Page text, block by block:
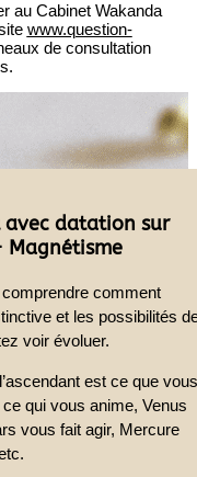
au Cabinet Wakanda
www.question-
de consultation
datation sur
Magnétisme
comment
et les possibilités
voir évoluer.
est ce que vous
qui vous anime, Venus
vous fait agir, Mercure